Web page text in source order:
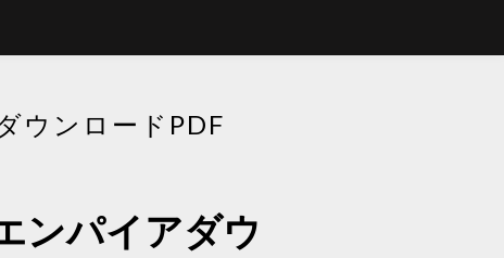
ウンロードPDF
ンパイアダウ